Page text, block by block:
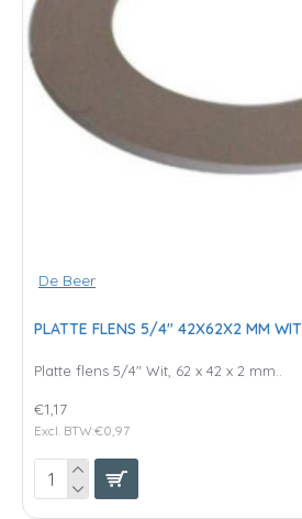
De Beer
PLATTE FLENS 5/4" 42X62X2 MM WIT
Platte flens 5/4" Wit, 62 x 42 x 2 mm..
€1,17
Excl. BTW:€0,97